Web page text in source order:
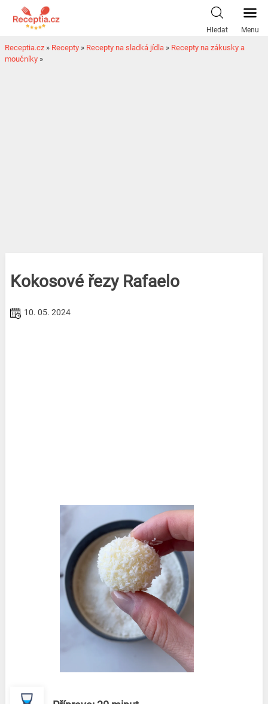
Hledat Menu
Receptia.cz » Recepty » Recepty na sladká jídla » Recepty na zákusky a
moučníky »
Kokosové řezy Rafaelo
10. 05. 2024